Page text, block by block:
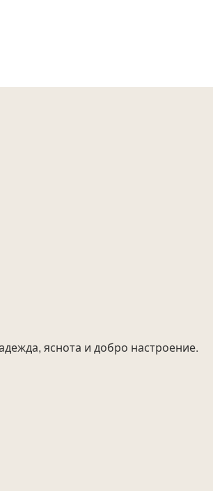
яснота и добро настроение.